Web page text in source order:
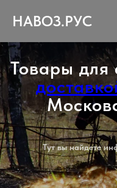
НАВОЗ.РУС
Товары для
Тут вы найдете